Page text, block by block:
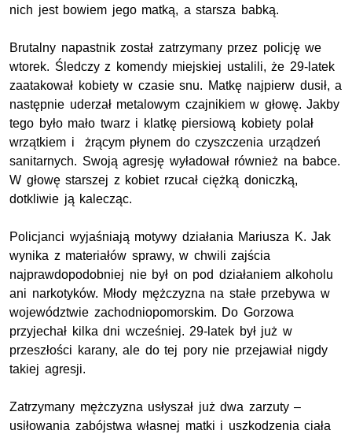
nich jest bowiem jego matką, a starsza babką.
Brutalny napastnik został zatrzymany przez policję we
wtorek. Śledczy z komendy miejskiej ustalili, że 29-latek
zaatakował kobiety w czasie snu. Matkę najpierw dusił, a
następnie uderzał metalowym czajnikiem w głowę. Jakby
tego było mało twarz i klatkę piersiową kobiety polał
wrzątkiem i żrącym płynem do czyszczenia urządzeń
sanitarnych. Swoją agresję wyładował również na babce.
W głowę starszej z kobiet rzucał ciężką doniczką,
dotkliwie ją kalecząc.
Policjanci wyjaśniają motywy działania Mariusza K. Jak
wynika z materiałów sprawy, w chwili zajścia
najprawdopodobniej nie był on pod działaniem alkoholu
ani narkotyków. Młody mężczyzna na stałe przebywa w
województwie zachodniopomorskim. Do Gorzowa
przyjechał kilka dni wcześniej. 29-latek był już w
przeszłości karany, ale do tej pory nie przejawiał nigdy
takiej agresji.
Zatrzymany mężczyzna usłyszał już dwa zarzuty –
usiłowania zabójstwa własnej matki i uszkodzenia ciała